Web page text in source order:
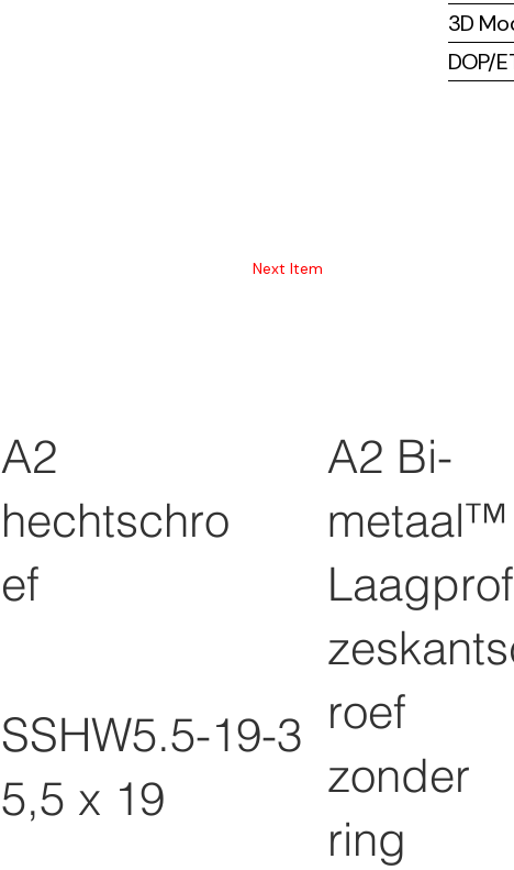
Next Item
3D
DOP/
A2
hechtschro
ef
SSHW5.5-19-3
5,5 x 19
A2 Bi-
metaal™
roef
zonder
ring